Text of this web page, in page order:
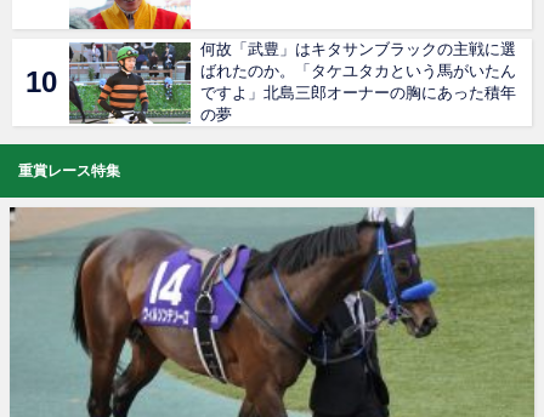
何故「武豊」はキタサンブラックの主戦に選
ばれたのか。「タケユタカという馬がいたん
ですよ」北島三郎オーナーの胸にあった積年
の夢
重賞レース特集